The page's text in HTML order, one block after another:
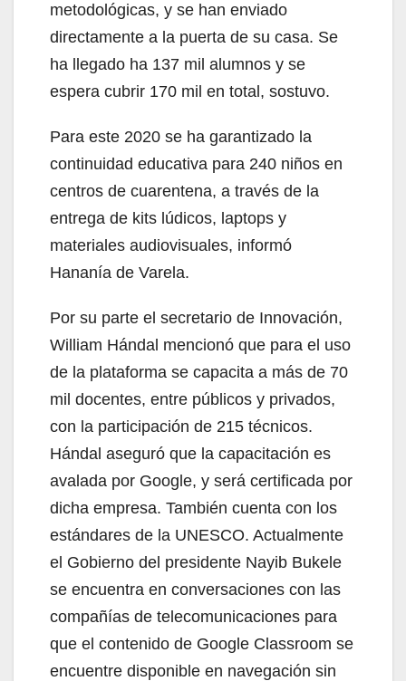
metodológicas, y se han enviado
directamente a la puerta de su casa. Se
ha llegado ha 137 mil alumnos y se
espera cubrir 170 mil en total, sostuvo.
Para este 2020 se ha garantizado la
continuidad educativa para 240 niños en
centros de cuarentena, a través de la
entrega de kits lúdicos, laptops y
materiales audiovisuales, informó
Hananía de Varela.
Por su parte el secretario de Innovación,
William Hándal mencionó que para el uso
de la plataforma se capacita a más de 70
mil docentes, entre públicos y privados,
con la participación de 215 técnicos.
Hándal aseguró que la capacitación es
avalada por Google, y será certificada por
dicha empresa. También cuenta con los
estándares de la UNESCO. Actualmente
el Gobierno del presidente Nayib Bukele
se encuentra en conversaciones con las
compañías de telecomunicaciones para
que el contenido de Google Classroom se
encuentre disponible en navegación sin